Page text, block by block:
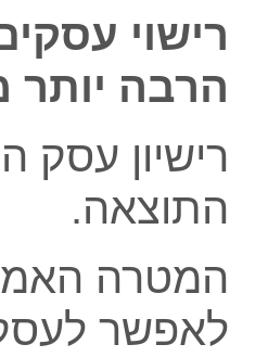
רישוי
הרבה יותר
רישיון עסק
התוצאה.
המטרה
לאפשר